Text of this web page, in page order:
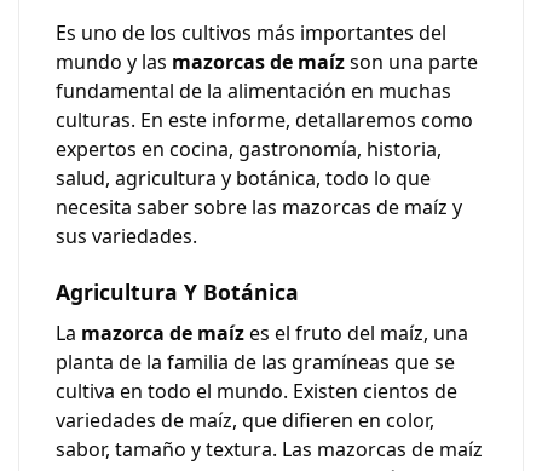
Es uno de los cultivos más importantes del
mundo y las mazorcas de maízson una parte
fundamental de la alimentación en muchas
culturas. En este informe, detallaremos como
expertos en cocina, gastronomía, historia,
salud, agricultura y botánica, todo lo que
necesita saber sobre las mazorcas de maíz y
sus variedades.
Agricultura Y Botánica
La mazorca de maízes el fruto del maíz, una
planta de la familia de las gramíneas que se
cultiva en todo el mundo. Existen cientos de
variedades de maíz, que difieren en color,
sabor, tamaño y textura. Las mazorcas de maíz